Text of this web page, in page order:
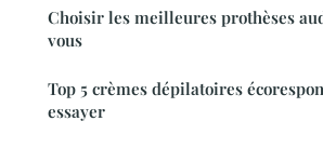
Choisir les meilleures prothèses
vous
Top 5 crèmes dépilatoires
essayer